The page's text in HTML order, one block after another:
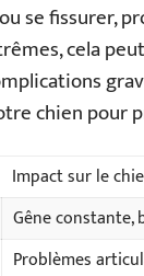
se fissurer,
cela
chien pour
Impact sur le
Gêne constante,
Problèmes